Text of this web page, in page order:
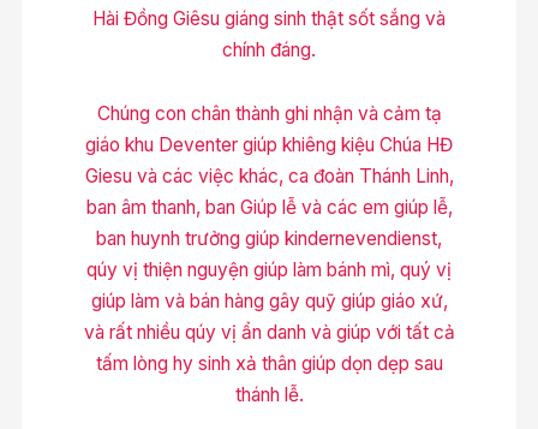
Hài Đồng Giêsu giáng sinh thật sốt sắng và
chính đáng.
Chúng con chân thành ghi nhận và cảm tạ
giáo khu Deventer giúp khiêng kiệu Chúa HĐ
Giesu và các việc khác, ca đoàn Thánh Linh,
ban âm thanh, ban Giúp lễ và các em giúp lễ,
ban huynh trưởng giúp kindernevendienst,
qúy vị thiện nguyện giúp làm bánh mì, quý vị
giúp làm và bán hàng gây quỹ giúp giáo xứ,
và rất nhiều qúy vị ẩn danh và giúp với tất cả
tấm lòng hy sinh xả thân giúp dọn dẹp sau
thánh lễ.